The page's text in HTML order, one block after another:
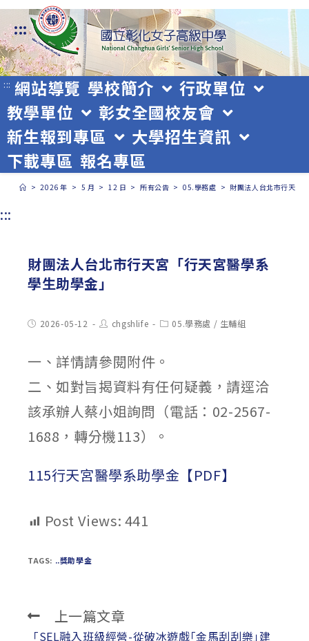
跳
轉
至
主
要
內
容
:::
::: 網站導覽 學校簡介
行政單位
教學單位
彰女全國校友會
新生報到專區
大學招生資訊
下載專區 報名專區
> 2026 年 > 5 月 > 12 日 > 所有公告 > 05.學務處 > 財團法人台北市行天宮
:::
財團法人台北市行天宮「行天宮醫學系
學生助學金」
Post2026-05-12
Post
author:
chgshlife
Post05.學務處 / 生輔組
一、詳情請參閱附件。
二、如對旨揭資料有任何疑義，請逕洽
該承辦人蔡小姐詢問（電話：02-2567-
1688，轉分機113）。
115行天宮醫學系助學金【PDF】
Post Views: 441
TAGS: ..獎助學金
Read上一篇文章
「SEL融入班級經營-從破冰遊戲｢金馬刮刮樂｣建